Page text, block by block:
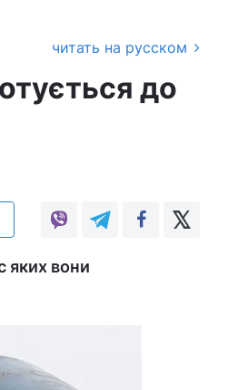
читать на русском
до
яких вони